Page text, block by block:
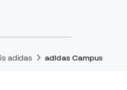
adidas adidas Campus